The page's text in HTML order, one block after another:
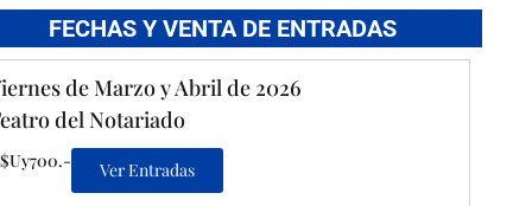
FECHAS Y VENTA DE ENTRADAS
de Marzo y Abril de 2026
del Notariado
$Uy700.- Ver Entradas